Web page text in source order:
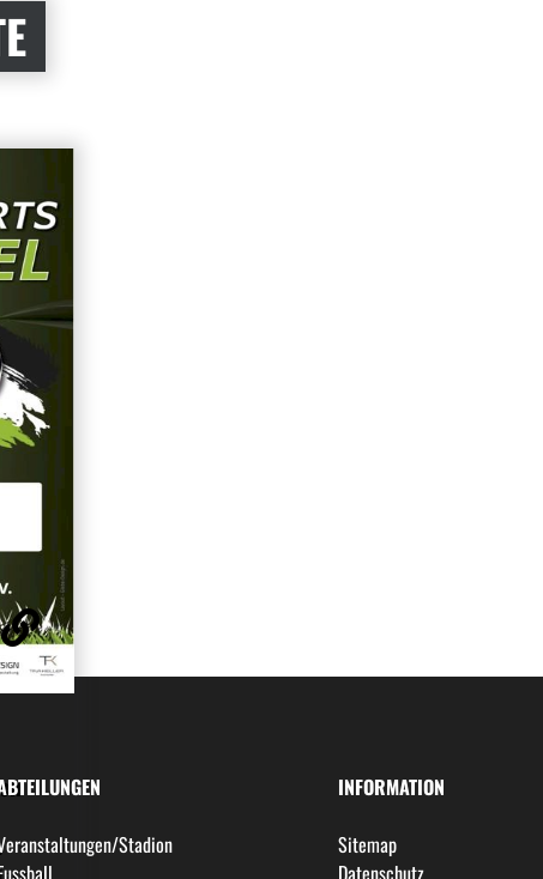
Stadion
INFORMATION
Sitemap
Datenschutz